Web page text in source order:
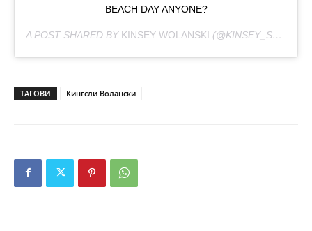
BEACH DAY ANYONE?
A POST SHARED BY KINSEY WOLANSKI (@KINSEY_SUE) ON
ТАГОВИ Кингсли Волански